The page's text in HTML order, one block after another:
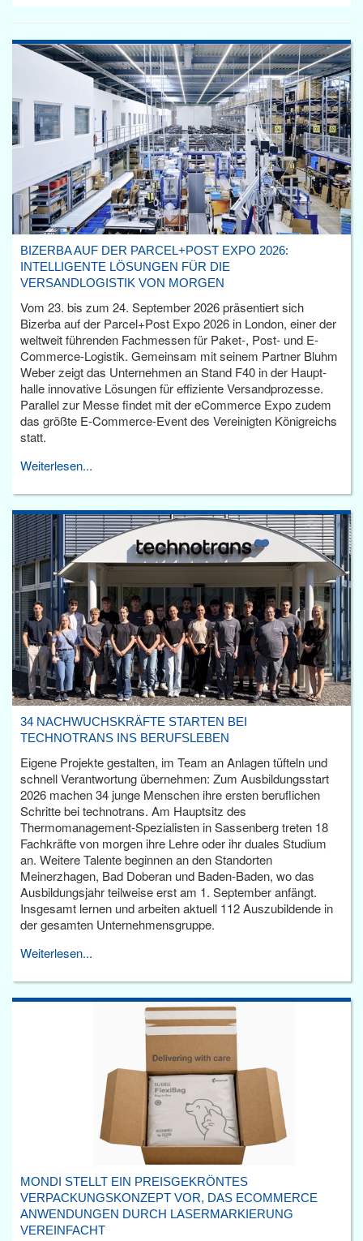
BIZERBA AUF DER PARCEL+POST EXPO 2026:
INTELLIGENTE LÖSUNGEN FÜR DIE
VERSANDLOGISTIK VON MORGEN
Vom 23. bis zum 24. September 2026 präsentiert sich
Bizerba auf der Parcel+Post Expo 2026 in London, einer der
weltweit führenden Fachmessen für Paket-, Post- und E-
Commerce-Logistik. Gemeinsam mit seinem Partner Bluhm
Weber zeigt das Unternehmen an Stand F40 in der Haupt­
halle innovative Lösungen für effiziente Versandprozesse.
Parallel zur Messe findet mit der eCommerce Expo zudem
das größte E-Commerce-Event des Vereinigten Königreichs
statt.
Weiterlesen...
34 NACHWUCHSKRÄFTE STARTEN BEI
TECHNOTRANS INS BERUFSLEBEN
Eigene Projekte gestalten, im Team an Anlagen tüfteln und
schnell Verantwortung übernehmen: Zum Ausbildungsstart
2026 machen 34 junge Menschen ihre ersten beruflichen
Schritte bei technotrans. Am Hauptsitz des
Thermomanagement-Spezialisten in Sassenberg treten 18
Fachkräfte von morgen ihre Lehre oder ihr duales Studium
an. Weitere Talente beginnen an den Standorten
Meinerzhagen, Bad Doberan und Baden-Baden, wo das
Ausbildungsjahr teilweise erst am 1. September anfängt.
Insgesamt lernen und arbeiten aktuell 112 Auszubildende in
der gesamten Unternehmensgruppe.
Weiterlesen...
MONDI STELLT EIN PREISGEKRÖNTES
VERPACKUNGSKONZEPT VOR, DAS ECOMMERCE
ANWENDUNGEN DURCH LASERMARKIERUNG
VEREINFACHT